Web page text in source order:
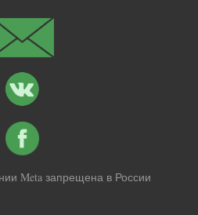
Meta запрещена в России